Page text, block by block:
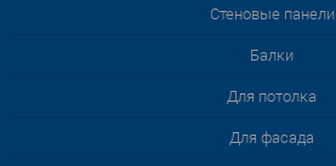
Стеновые панели
Балки
Для потолка
Для фасада